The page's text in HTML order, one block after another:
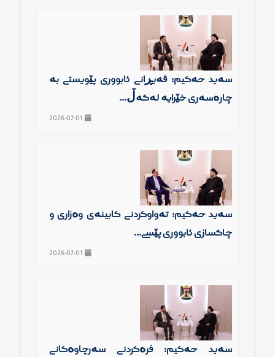
سەید حەكیم: قەیڕانی ئابووری پێویستی بە
چارەسەری خێرایە لەگەڵ...
سەید حەكیم: تەواوكردنی كابینەی وەزاری و
چاكسازی ئابووری پێشی...
سەید حەكیم: فرەكردنی سەرچاوەكانی